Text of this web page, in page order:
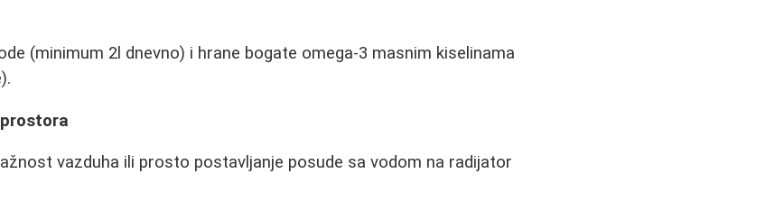
(minimum 2l dnevno) i hrane bogate omega-3 masnim kiselinama
vazduha ili prosto postavljanje posude sa vodom na radijator